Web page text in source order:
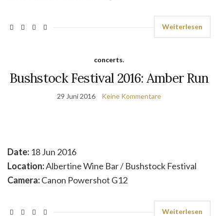
Weiterlesen
concerts.
Bushstock Festival 2016: Amber Run
29 Juni 2016 Keine Kommentare
Date: 18 Jun 2016
Location:Albertine Wine Bar / Bushstock Festival
Camera:Canon Powershot G12
Weiterlesen